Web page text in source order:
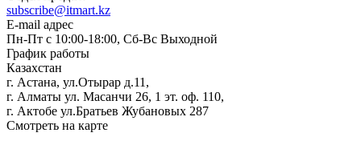
subscribe@itmart.kz
E-mail адрес
Пн-Пт с 10:00-18:00, Сб-Вс Выходной
График работы
Казахстан
г. Астана, ул.Отырар д.11,
г. Алматы ул. Масанчи 26, 1 эт. оф. 110,
г. Актобе ул.Братьев Жубановых 287
Смотреть на карте